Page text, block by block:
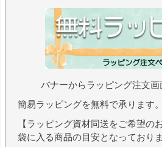
バナーからラッピング注文
簡易ラッピングを無料で承ります。
【ラッピング資材同送をご希望の
袋に入る商品の目安となっておりま